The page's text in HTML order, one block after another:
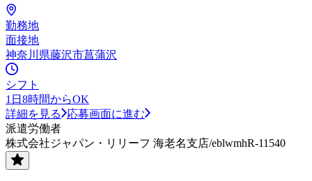
勤務地
面接地
神奈川県藤沢市菖蒲沢
シフト
1日8時間からOK
詳細を見る
応募画面に進む
派遣労働者
株式会社ジャパン・リリーフ 海老名支店/eblwmhR-11540